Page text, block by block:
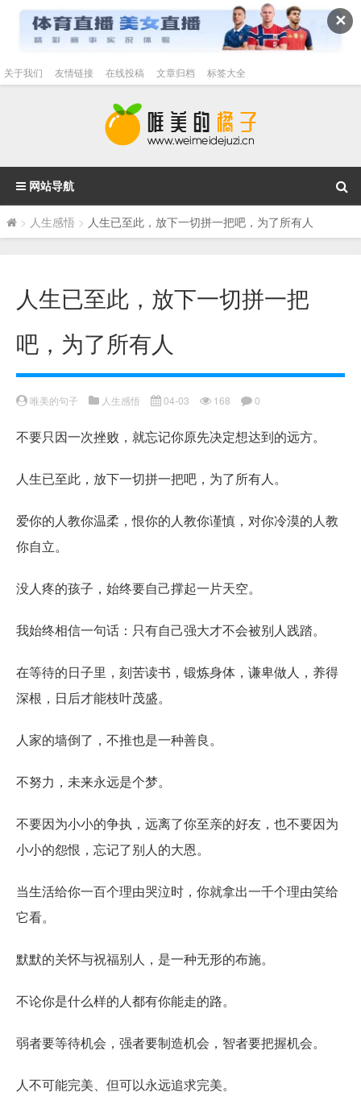
✕
关于我们 友情链接 在线投稿 文章归档 标签大全
网站导航
> 人生感悟 > 人生已至此，放下一切拼一把吧，为了所有人
人生已至此，放下一切拼一把
吧，为了所有人
唯美的句子 人生感悟 04-03 168 0
不要只因一次挫败，就忘记你原先决定想达到的远方。
人生已至此，放下一切拼一把吧，为了所有人。
爱你的人教你温柔，恨你的人教你谨慎，对你冷漠的人教
你自立。
没人疼的孩子，始终要自己撑起一片天空。
我始终相信一句话：只有自己强大才不会被别人践踏。
在等待的日子里，刻苦读书，锻炼身体，谦卑做人，养得
深根，日后才能枝叶茂盛。
人家的墙倒了，不推也是一种善良。
不努力，未来永远是个梦。
不要因为小小的争执，远离了你至亲的好友，也不要因为
小小的怨恨，忘记了别人的大恩。
当生活给你一百个理由哭泣时，你就拿出一千个理由笑给
它看。
默默的关怀与祝福别人，是一种无形的布施。
不论你是什么样的人都有你能走的路。
弱者要等待机会，强者要制造机会，智者要把握机会。
人不可能完美、但可以永远追求完美。